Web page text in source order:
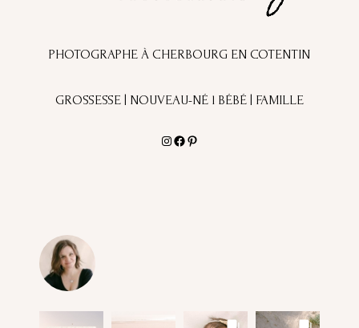
PHOTOGRAPHE À CHERBOURG EN COTENTIN
GROSSESSE | NOUVEAU-NÉ l BÉBÉ | FAMILLE
Instagram
Facebook
Pinterest